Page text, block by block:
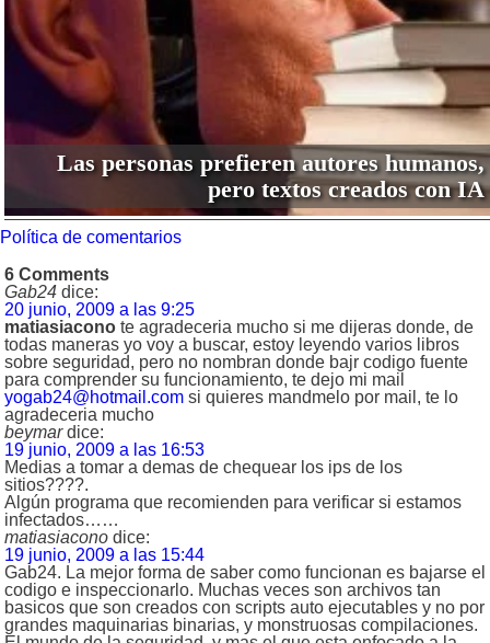
Las personas prefieren autores humanos,
pero textos creados con IA
Política de comentarios
6 Comments
Gab24 dice:
20 junio, 2009 a las 9:25
matiasiacono te agradeceria mucho si me dijeras donde, de
todas maneras yo voy a buscar, estoy leyendo varios libros
sobre seguridad, pero no nombran donde bajr codigo fuente
para comprender su funcionamiento, te dejo mi mail
yogab24@hotmail.com si quieres mandmelo por mail, te lo
agradeceria mucho
beymar dice:
19 junio, 2009 a las 16:53
Medias a tomar a demas de chequear los ips de los
sitios????.
Algún programa que recomienden para verificar si estamos
infectados……
matiasiacono dice:
19 junio, 2009 a las 15:44
Gab24. La mejor forma de saber como funcionan es bajarse el
codigo e inspeccionarlo. Muchas veces son archivos tan
basicos que son creados con scripts auto ejecutables y no por
grandes maquinarias binarias, y monstruosas compilaciones.